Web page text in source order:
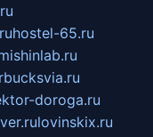
hostel-65.ru
doroga.ru
lovinskix.ru